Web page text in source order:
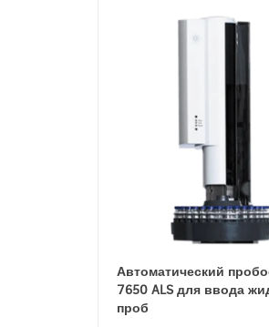
Автоматический
7650 ALS для ввода
проб